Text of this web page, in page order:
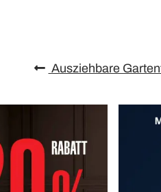
Ausziehbare